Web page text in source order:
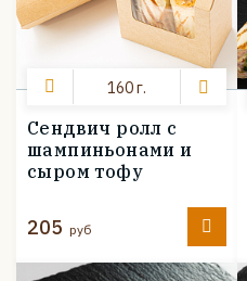
160 г.
Сендвич ролл с
шампиньонами и
сыром тофу
205 руб